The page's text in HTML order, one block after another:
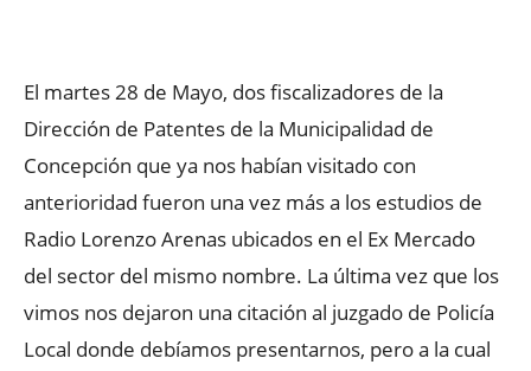
El martes 28 de Mayo, dos fiscalizadores de la
Dirección de Patentes de la Municipalidad de
Concepción que ya nos habían visitado con
anterioridad fueron una vez más a los estudios de
Radio Lorenzo Arenas ubicados en el Ex Mercado
del sector del mismo nombre. La última vez que los
vimos nos dejaron una citación al juzgado de Policía
Local donde debíamos presentarnos, pero a la cual